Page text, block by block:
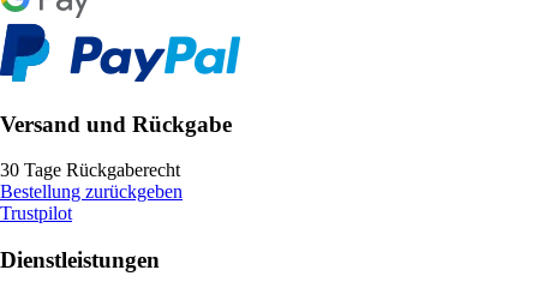
Versand und Rückgabe
30 Tage Rückgaberecht
Bestellung zurückgeben
Trustpilot
Dienstleistungen